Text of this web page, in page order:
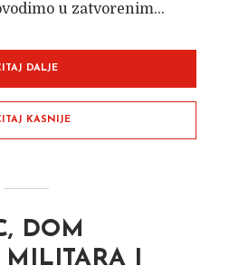
u zatvorenim...
DALJE
KASNIJE
DOM
MILITARA I